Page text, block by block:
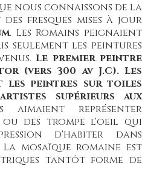
nous connaissons de la
fresques mises à jour
. Les Romains peignaient
seulement les peintures
Le premier peintre
(vers 300 av J.C). Les
les peintres sur toiles
supérieurs aux
aimaient représenter
ou des trompe l'oeil qui
d'habiter dans
La mosaïque romaine est
tantôt forme de